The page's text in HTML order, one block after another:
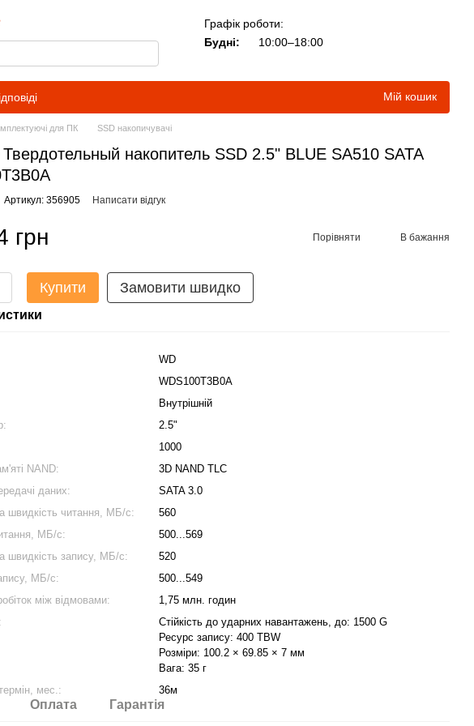
Графік роботи:
Будні:
10:00–18:00
Мій кошик
для ПК SSD накопичувачі
накопитель SSD 2.5" BLUE SA510 SATA
Артикул: 356905 Написати відгук
грн Порівняти В бажання
Купити Замовити швидко
WD
WDS100T3B0A
Внутрішній
2.5"
1000
NAND:
3D NAND TLC
даних:
SATA 3.0
швидкість читання, МБ/с:
560
МБ/с:
500...569
швидкість запису, МБ/с:
520
МБ/с:
500...549
між відмовами:
1,75 млн. годин
Стійкість до ударних навантажень, до: 1500 G
Ресурс запису: 400 TBW
Розміри: 100.2 × 69.85 × 7 мм
Вага: 35 г
мес.:
36м
Оплата Гарантія